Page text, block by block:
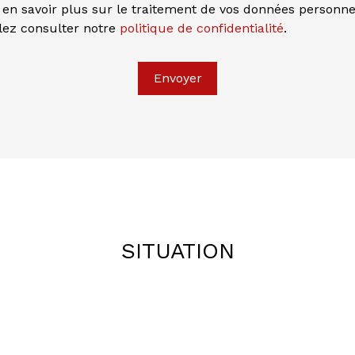
savoir plus sur le traitement de vos données
consulter notre politique de confidentialité.
Envoyer
SITUATION